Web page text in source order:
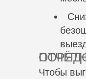
ПОРЯДОК ВЫПОЛНЕНИЯ
Чтобы